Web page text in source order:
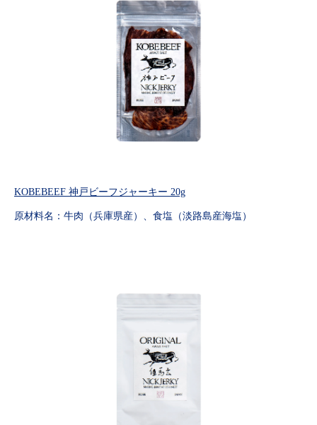
KOBEBEEF 神戸ビーフジャーキー 20g
原材料名：牛肉（兵庫県産）、食塩（淡路島産海塩）